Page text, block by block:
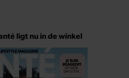
ligt nu in de winkel